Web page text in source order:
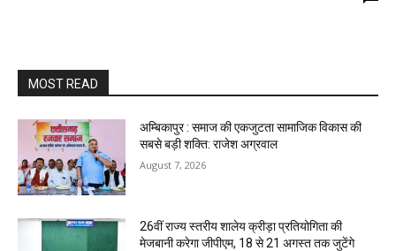
MOST READ
अम्बिकापुर : समाज की एकजुटता सामाजिक विकास की
सबसे बड़ी शक्ति: राजेश अग्रवाल
August 7, 2026
26वीं राज्य स्तरीय शालेय क्रीड़ा प्रतियोगिता की
मेजबानी करेगा जीपीएम, 18 से 21 अगस्त तक जुटेंगे